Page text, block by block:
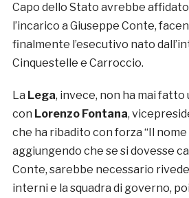
Capo dello Stato avrebbe
l’incarico a Giuseppe Conte,
finalmente l’esecutivo nato
Cinquestelle e Carroccio.
La Lega, invece, non ha mai fatto
con Lorenzo Fontana,
che ha ribadito con forza “Il
aggiungendo che se si dovesse
Conte, sarebbe necessario
interni e la squadra di governo,